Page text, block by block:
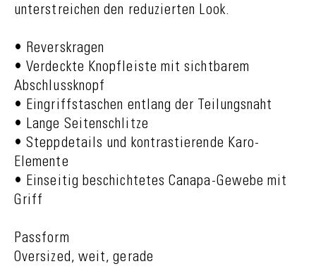
unterstreichen den reduzierten Look.
• Reverskragen
• Verdeckte Knopfleiste mit sichtbarem
Abschlussknopf
• Eingriffstaschen entlang der Teilungsnaht
• Lange Seitenschlitze
• Steppdetails und kontrastierende Karo-
Elemente
• Einseitig beschichtetes Canapa-Gewebe mit
Griff
Passform
Oversized, weit, gerade